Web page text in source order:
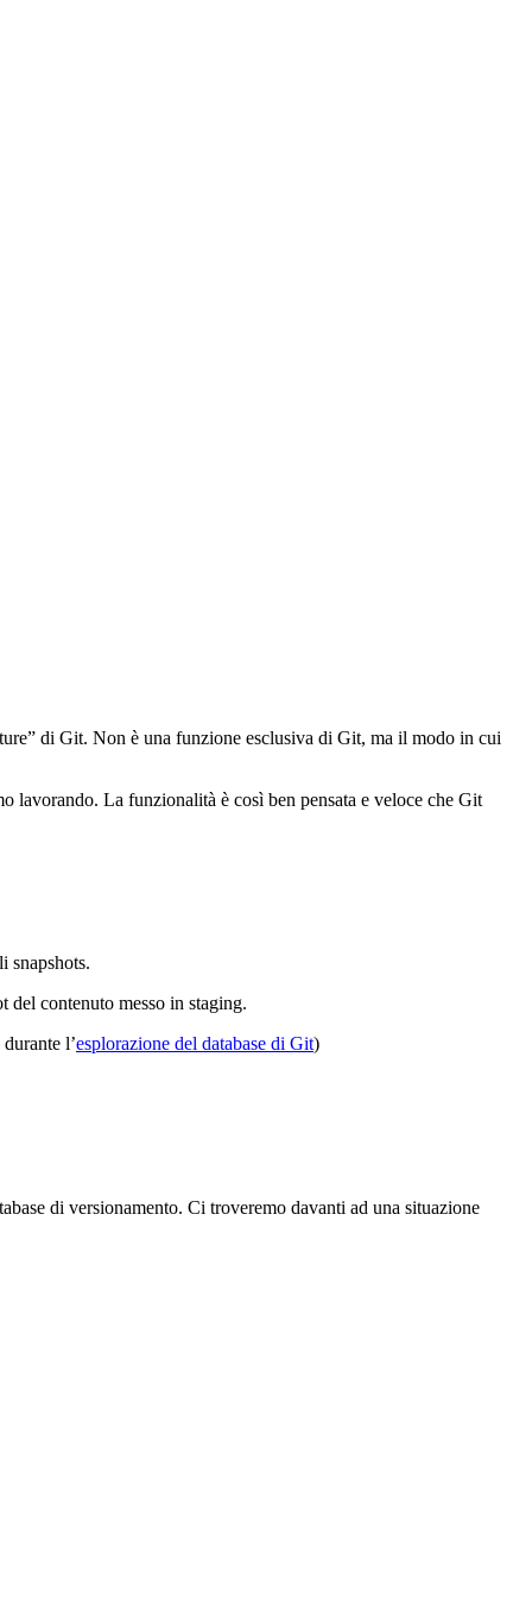
di Git. Non è una funzione esclusiva di Git, ma il modo in cui
lavorando. La funzionalità è così ben pensata e veloce che Git
snapshots.
del contenuto messo in staging.
l’esplorazione del database di Git)
di versionamento. Ci troveremo davanti ad una situazione